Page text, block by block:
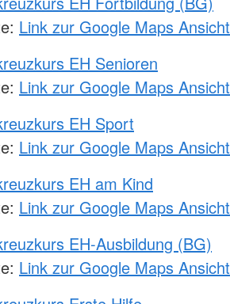
Link zur Google Maps Ansicht
EH Senioren
Link zur Google Maps Ansicht
EH Sport
Link zur Google Maps Ansicht
EH am Kind
Link zur Google Maps Ansicht
EH-Ausbildung (BG)
Link zur Google Maps Ansicht